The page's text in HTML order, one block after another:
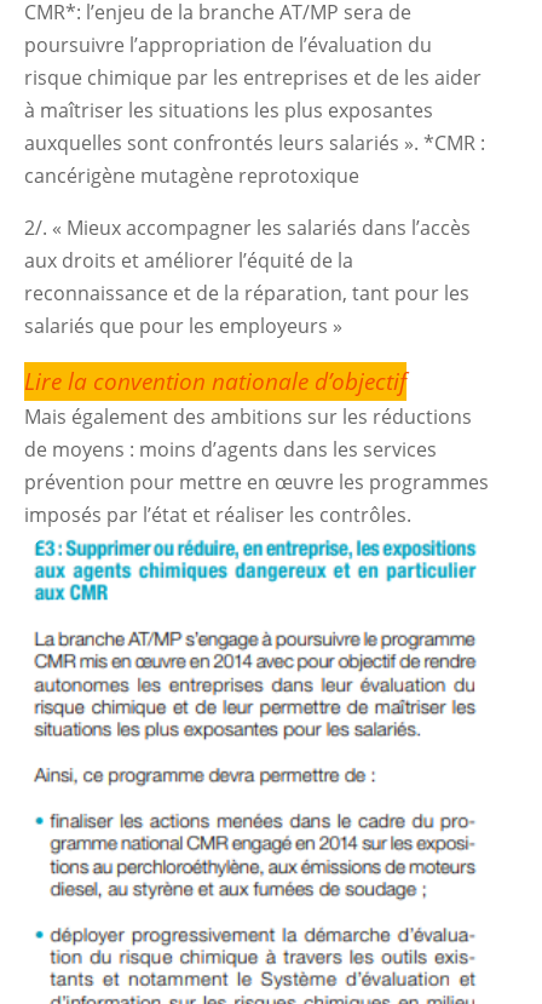
CMR*: l’enjeu de la branche AT/MP sera de
poursuivre l’appropriation de l’évaluation du
risque chimique par les entreprises et de les aider
à maîtriser les situations les plus exposantes
auxquelles sont confrontés leurs salariés ». *CMR :
cancérigène mutagène reprotoxique
2/. « Mieux accompagner les salariés dans l’accès
aux droits et améliorer l’équité de la
reconnaissance et de la réparation, tant pour les
salariés que pour les employeurs »
Lire la convention nationale d’objectif
Mais également des ambitions sur les réductions
de moyens : moins d’agents dans les services
prévention pour mettre en œuvre les programmes
imposés par l’état et réaliser les contrôles.